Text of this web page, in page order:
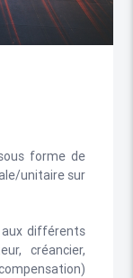
forme de
unitaire sur
différents
créancier,